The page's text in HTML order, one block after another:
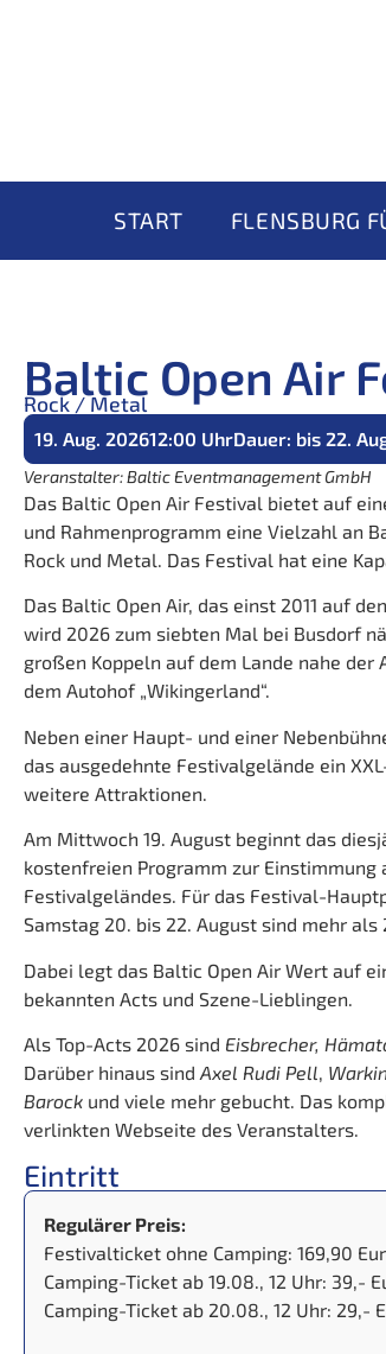
START FLENSBURG
Baltic Open Air
Rock / Metal
19. Aug. 202612:00 UhrDauer: bis 22.
Veranstalter: Baltic Eventmanagement GmbH
Das Baltic Open Air Festival bietet auf
und Rahmenprogramm eine Vielzahl an
Rock und Metal. Das Festival hat eine
Das Baltic Open Air, das einst 2011 auf
wird 2026 zum siebten Mal bei Busdorf
großen Koppeln auf dem Lande nahe
dem Autohof „Wikingerland“.
Neben einer Haupt- und einer
das ausgedehnte Festivalgelände ein
weitere Attraktionen.
Am Mittwoch 19. August beginnt das
kostenfreien Programm zur Einstimmung
Festivalgeländes. Für das Festival-
Samstag 20. bis 22. August sind mehr als
Dabei legt das Baltic Open Air Wert auf
bekannten Acts und Szene-Lieblingen.
Als Top-Acts 2026 sind Eisbrecher,
Darüber hinaus sind Axel Rudi Pell,
Barock und viele mehr gebucht. Das
verlinkten Webseite des Veranstalters.
Eintritt
Regulärer Preis:
Festivalticket ohne Camping: 169,90
Camping-Ticket ab 19.08., 12 Uhr: 39,-
Camping-Ticket ab 20.08., 12 Uhr: 29,-